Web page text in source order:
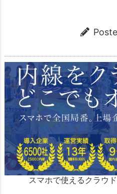
スマホで使えるクラウ